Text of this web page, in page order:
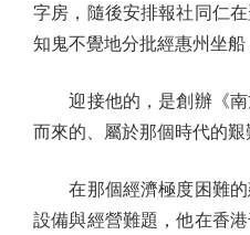
字房，隨後安排報社同仁
知鬼不覺地分批經惠州坐船
迎接他的，是創辦《南
而來的、屬於那個時代的艱
在那個經濟極度困難的
設備與經營難題，他在香